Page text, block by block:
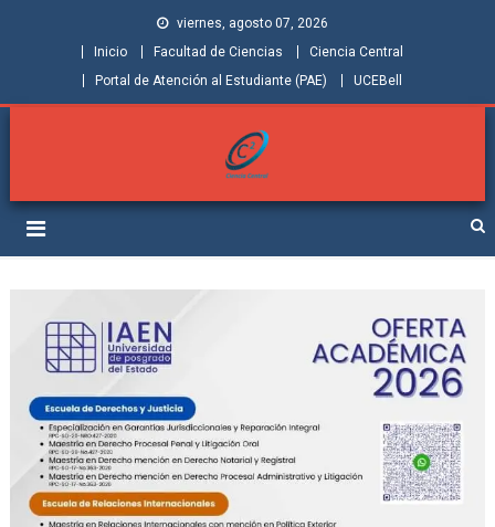
viernes, agosto 07, 2026
Inicio
Facultad de Ciencias
Ciencia Central
Portal de Atención al Estudiante (PAE)
UCEBell
Facultad de Ciencias |
Ciencia Central